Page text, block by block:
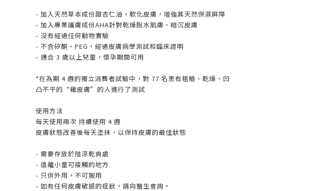
- 加入天然草本成份甜杏仁油，軟化皮膚，增強其天然保濕屏障
- 加入專業護膚成份AHA針對乾燥脫水肌膚、暗沉皮膚
- 沒有經過任何動物實驗
- 不含矽酮、PEG，經過皮膚病學測試和臨床證明
- 適合 3 歲以上兒童，懷孕期間可用
*在為期 4 週的獨立消費者試驗中，對 77 名患有粗糙、乾燥、凹
凸不平的“雞皮膚”的人進行了測試
使用方法
每天使用兩次 持續使用 4 週
皮膚狀態改善後每天塗抹，以保持皮膚的最佳狀態
- 需要存放於陰涼乾爽處
- 遠離小童可接觸的地方
- 只供外用，不可服用
- 如有任何皮膚敏感的症狀，請向醫生查詢。